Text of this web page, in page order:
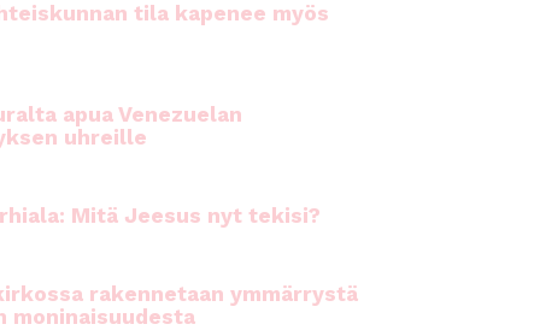
tila kapenee myös
apua Venezuelan
uhreille
Mitä Jeesus nyt tekisi?
rakennetaan ymmärrystä
moninaisuudesta